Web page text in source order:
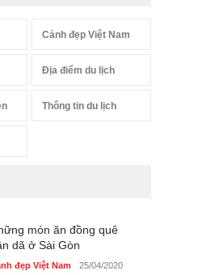
Cảnh đẹp Việt Nam
Địa điểm du lịch
Thông tin du lịch
món ăn đồng quê
dã ở Sài Gòn
đẹp Việt Nam 25/04/2020